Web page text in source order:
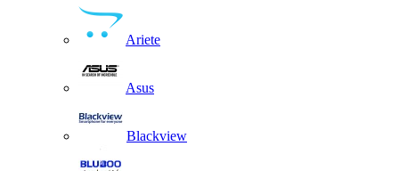
Ariete
Asus
Blackview